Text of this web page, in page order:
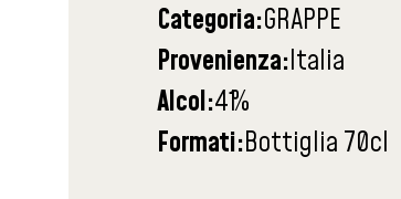
Categoria:GRAPPE
Provenienza:Italia
Alcol:41%
Formati:Bottiglia 70cl